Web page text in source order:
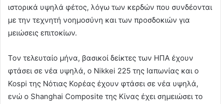
ιστορικά υψηλά φέτος, λόγω των κερδών που συνδέονται
με την τεχνητή νοημοσύνη και των προσδοκιών για
μειώσεις επιτοκίων.
Τον τελευταίο μήνα, βασικοί δείκτες των ΗΠΑ έχουν
φτάσει σε νέα υψηλά, ο Nikkei 225 της Ιαπωνίας και ο
Kospi της Νότιας Κορέας έχουν φτάσει σε νέα υψηλά,
ενώ ο Shanghai Composite της Κίνας έχει σημειώσει το